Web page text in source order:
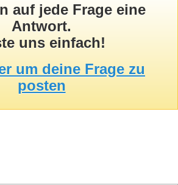
auf jede Frage eine
Antwort.
uns einfach!
um deine Frage zu
posten